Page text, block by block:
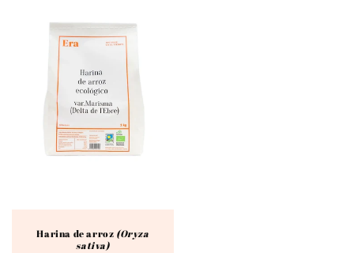
Harina de arroz (Oryza
sativa)